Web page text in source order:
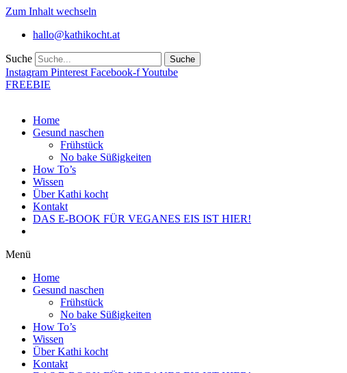
Zum Inhalt wechseln
hallo@kathikocht.at
Suche Suche
Instagram Pinterest Facebook-fYoutube
FREEBIE
Home
Gesund naschen
Frühstück
No bake Süßigkeiten
How To’s
Wissen
Über Kathi kocht
Kontakt
DAS E-BOOK FÜR VEGANES EIS IST HIER!
Menü
Home
Gesund naschen
Frühstück
No bake Süßigkeiten
How To’s
Wissen
Über Kathi kocht
Kontakt